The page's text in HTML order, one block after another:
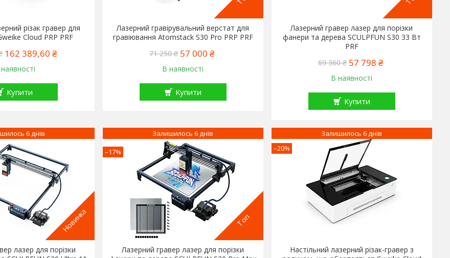
різак гравер для
Cloud PRP PRF
162 389,60 ₴
Купити
Лазерний гравірувальний верстат для
гравіювання Atomstack S30 Pro PRP PRF
71 250 ₴ 57 000 ₴
В наявності
Купити
Лазерний гравер лазер для порізки
фанери та дерева SCULPFUN S30 33 Вт
PRF
69 360 ₴ 57 798 ₴
В наявності
Купити
Новинка
6 днів
лазер для порізки
Топ
–17%
Залишилось 6 днів
Лазерний гравер лазер для порізки
–20%
Залишилось 6 днів
Настільний лазерний різак-гравер з